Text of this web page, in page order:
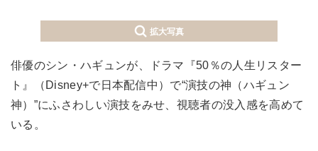
拡大写真
俳優のシン・ハギュンが、ドラマ『50％の人生リスター
ト』（Disney+で日本配信中）で“演技の神（ハギュン
神）”にふさわしい演技をみせ、視聴者の没入感を高めて
いる。